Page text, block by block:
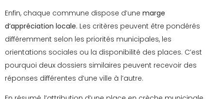
Enfin, chaque commune dispose d’une marge
d’appréciation locale. Les critères peuvent être pondérés
différemment selon les priorités municipales, les
orientations sociales ou la disponibilité des places. C’est
pourquoi deux dossiers similaires peuvent recevoir des
réponses différentes d’une ville à l’autre.